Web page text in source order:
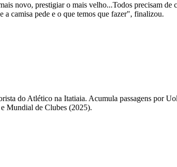
novo, prestigiar o mais velho...Todos precisam
a camisa pede e o que temos que fazer", finalizou.
do Atlético na Itatiaia. Acumula passagens por
Mundial de Clubes (2025).